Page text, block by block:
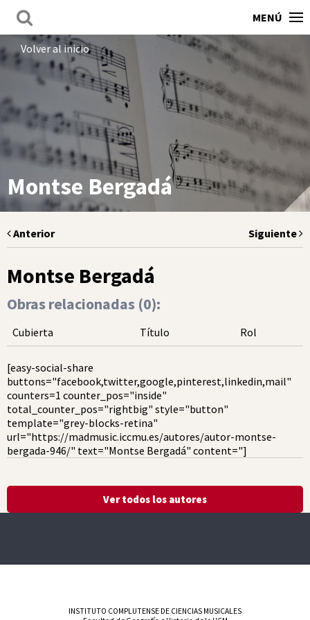
MENÚ
Volver al inicio
Montse Bergadá
Anterior Siguiente
Montse Bergadá
Obras relacionadas (0):
Cubierta Título Rol
[easy-social-share
buttons="facebook,twitter,google,pinterest,linkedin,mail"
counters=1 counter_pos="inside"
total_counter_pos="rightbig" style="button"
template="grey-blocks-retina"
url="https://madmusic.iccmu.es/autores/autor-montse-
bergada-946/" text="Montse Bergadá" content="]
Ver todos los autores
INSTITUTO COMPLUTENSE DE CIENCIAS MUSICALES